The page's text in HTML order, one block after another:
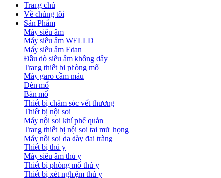
Trang chủ
Về chúng tôi
Sản Phẩm
Máy siêu âm
Máy siêu âm WELLD
Máy siêu âm Edan
Đầu dò siêu âm không dây
Trang thiết bị phòng mổ
Máy garo cầm máu
Đèn mổ
Bàn mổ
Thiết bị chăm sóc vết thương
Thiết bị nội soi
Máy nội soi khí phế quản
Trang thiết bị nội soi tai mũi họng
Máy nội soi dạ dày đại tràng
Thiết bị thú y
Máy siêu âm thú y
Thiết bị phòng mổ thú y
Thiết bị xét nghiệm thú y